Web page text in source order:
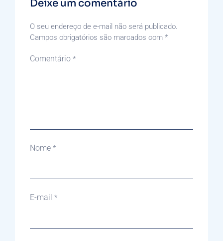
Deixe um comentário
O seu endereço de e-mail não será publicado.
Campos obrigatórios são marcados com *
Comentário *
Nome *
E-mail *